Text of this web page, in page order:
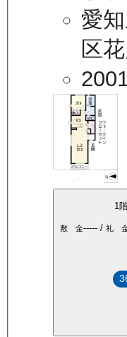
愛
区
1
敷 金----- / 礼